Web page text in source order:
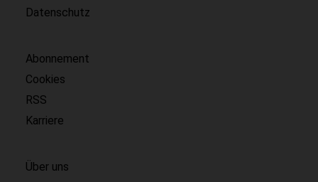
Datenschutz
Abonnement
Cookies
RSS
Karriere
Über uns